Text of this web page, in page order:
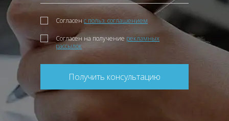
Согласен с польз. соглашением
Согласен на получение рекламных
рассылок
Получить консультацию